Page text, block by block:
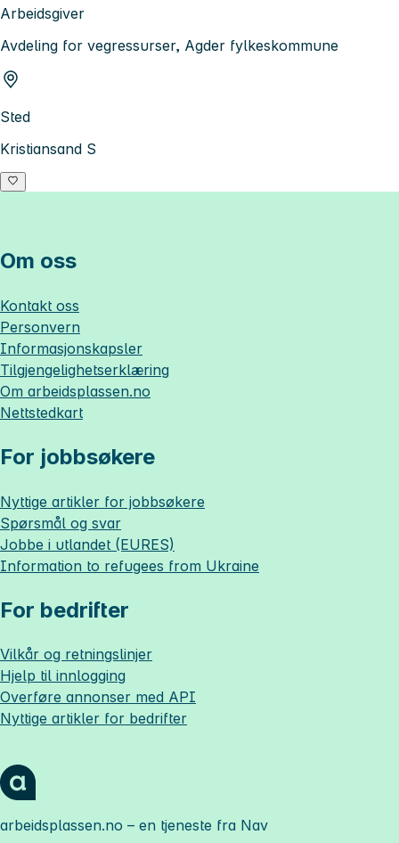
Arbeidsgiver
Avdeling for vegressurser, Agder fylkeskommune
Sted
Kristiansand S
Om oss
Kontakt oss
Personvern
Informasjonskapsler
Tilgjengelighetserklæring
Om arbeidsplassen.no
Nettstedkart
For jobbsøkere
Nyttige artikler for jobbsøkere
Spørsmål og svar
Jobbe i utlandet (EURES)
Information to refugees from Ukraine
For bedrifter
Vilkår og retningslinjer
Hjelp til innlogging
Overføre annonser med API
Nyttige artikler for bedrifter
arbeidsplassen.no – en tjeneste fra Nav